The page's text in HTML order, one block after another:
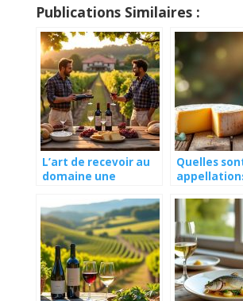
Publications Similaires :
L’art de recevoir au
domaine une
vignerons
Quelles
connaître